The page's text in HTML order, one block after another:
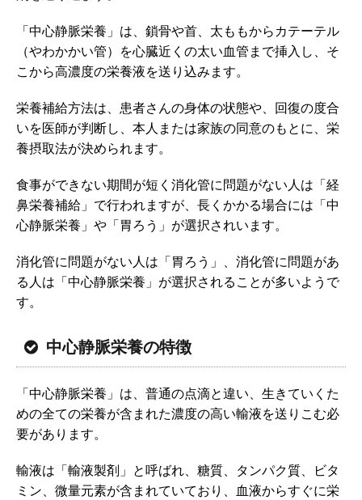
「中心静脈栄養」は、鎖骨や首、太ももからカテーテル
（やわかかい管）を心臓近くの太い血管まで挿入し、そ
こから高濃度の栄養液を送り込みます。
栄養補給方法は、患者さんの身体の状態や、回復の度合
いを医師が判断し、本人または家族の同意のもとに、栄
養摂取法が決められます。
食事ができない期間が短く消化管に問題がない人は「経
鼻栄養補給」で行われますが、長くかかる場合には「中
心静脈栄養」や「胃ろう」が選択されいます。
消化管に問題がない人は「胃ろう」、消化管に問題があ
る人は「中心静脈栄養」が選択されることが多いようで
す。
中心静脈栄養の特徴
「中心静脈栄養」は、普通の点滴と違い、生きていくた
めの全ての栄養が含まれた濃度の高い輸液を送りこむ必
要があります。
輸液は「輸液製剤」と呼ばれ、糖質、タンパク質、ビタ
ミン、微量元素が含まれていており、血液からすぐに栄